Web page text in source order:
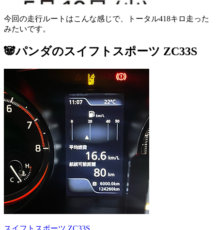
今回の走行ルートはこんな感じで、トータル418キロ走った
みたいです。
🐼パンダのスイフトスポーツ ZC33S